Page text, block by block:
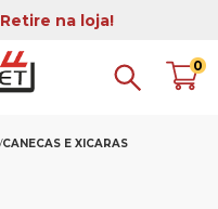
0
Retire na loja!
CANECAS E XICARAS